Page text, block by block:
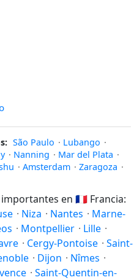
São Paulo · Lubango ·
· Nanning · Mar del Plata ·
· Amsterdam · Zaragoza ·
en 🇫🇷 Francia:
· Niza · Nantes · Marne-
· Montpellier · Lille ·
· Cergy-Pontoise · Saint-
· Dijon · Nîmes ·
· Saint-Quentin-en-